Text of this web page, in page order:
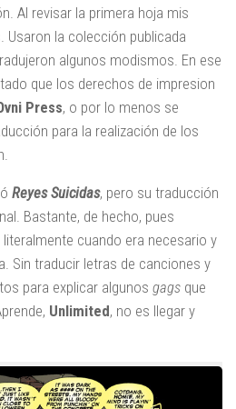
Al revisar la primera hoja mis
la colección publicada
algunos modismos. En ese
que los derechos de impresion
Press, o por lo menos se
para la realización de los
Reyes Suicidas, pero su traducción
Bastante, de hecho, pues
cuando era necesario y
Sin traducir letras de canciones y
para explicar algunos gags que
Unlimited, no es llegar y